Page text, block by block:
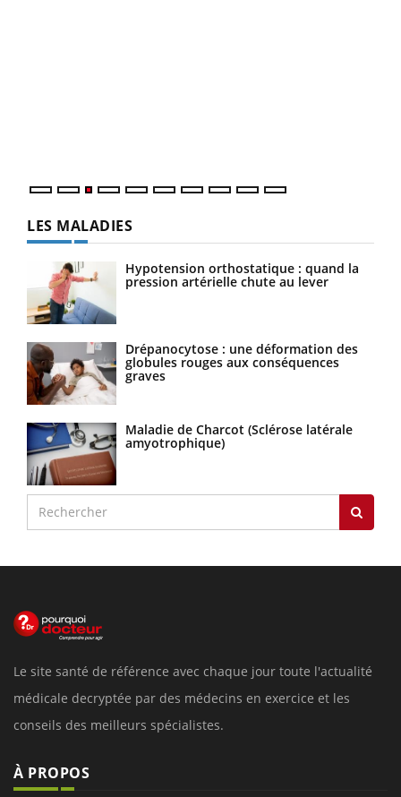
LES MALADIES
Hypotension orthostatique : quand la
pression artérielle chute au lever
Drépanocytose : une déformation des
globules rouges aux conséquences
graves
Maladie de Charcot (Sclérose latérale
amyotrophique)
Le site santé de référence avec chaque jour toute l'actualité
médicale decryptée par des médecins en exercice et les
conseils des meilleurs spécialistes.
À PROPOS